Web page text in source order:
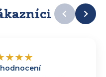
★★★
hodnocení